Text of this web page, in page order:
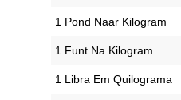
‎1 Pond Naar Kilogram
‎1 Funt Na Kilogram
‎1 Libra Em Quilograma